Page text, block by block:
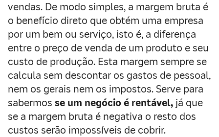
vendas. De modo simples, a margem bruta é
o benefício direto que obtém uma empresa
por um bem ou serviço, isto é, a diferença
entre o preço de venda de um produto e seu
custo de produção. Esta margem sempre se
calcula sem descontar os gastos de pessoal,
nem os gerais nem os impostos. Serve para
sabermos se um negócio é rentável, já que
se a margem bruta é negativa o resto dos
custos serão impossíveis de cobrir.